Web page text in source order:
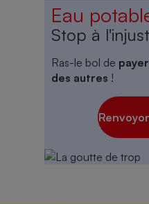
Eau
Stop à
Ras-le bol de
des autres !